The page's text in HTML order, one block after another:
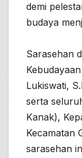
demi
budaya
Sarasehan
Lukiswati,
serta
Kanak),
Kecamatan
sarasehan